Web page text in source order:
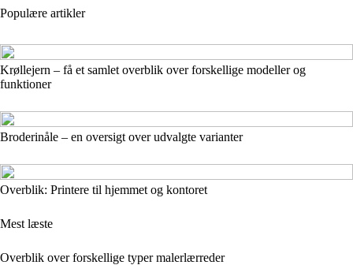
Populære artikler
Krøllejern – få et samlet overblik over forskellige modeller og
funktioner
Broderinåle – en oversigt over udvalgte varianter
Overblik: Printere til hjemmet og kontoret
Mest læste
Overblik over forskellige typer malerlærreder